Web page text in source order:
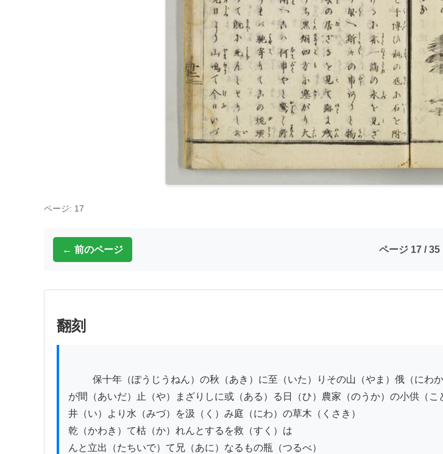
ページ: 17
← 前のページ ページ 17 / 35
翻刻
が間（あいだ）止（や）まざりしに或（ある）る日（ひ）農家（のうか）の小供（こ
井（い）より水（みづ）を汲（く）み庭（にわ）の草木（くさき）
乾（かわき）て枯（か）れんとするを救（すく）は
んと立出（たちいで）て兄（あに）なるもの瓶（つるべ）